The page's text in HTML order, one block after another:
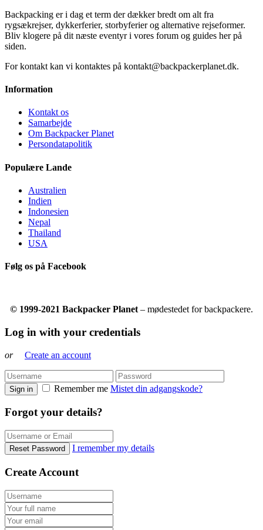
Backpacking er i dag et term der dækker bredt om alt fra
rygsækrejser, dykkerferier, storbyferier og alternative rejseformer.
Bliv klogere på dit næste eventyr i vores forum og guides her på
siden.
For kontakt kan vi kontaktes på kontakt@backpackerplanet.dk.
Information
Kontakt os
Samarbejde
Om Backpacker Planet
Persondatapolitik
Populære Lande
Australien
Indien
Indonesien
Nepal
Thailand
USA
Følg os på Facebook
© 1999-2021 Backpacker Planet – mødestedet for backpackere.
Log in with your credentials
or Create an account
Sign in Remember me Mistet din adgangskode?
Forgot your details?
Reset Password I remember my details
Create Account